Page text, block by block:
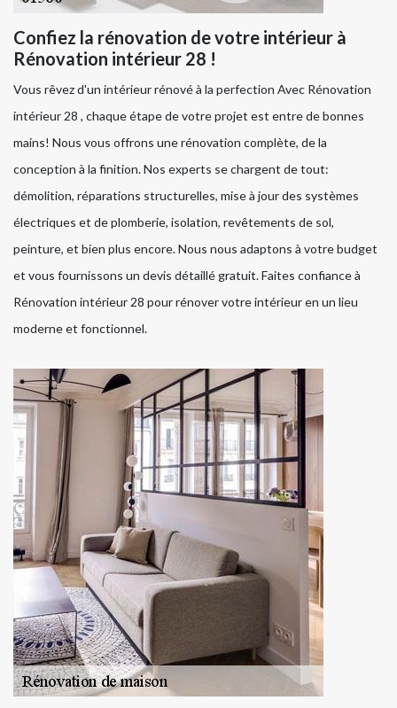
Confiez la rénovation de votre intérieur à
Rénovation intérieur 28 !
Vous rêvez d'un intérieur rénové à la perfection Avec Rénovation
intérieur 28 , chaque étape de votre projet est entre de bonnes
mains! Nous vous offrons une rénovation complète, de la
conception à la finition. Nos experts se chargent de tout:
démolition, réparations structurelles, mise à jour des systèmes
électriques et de plomberie, isolation, revêtements de sol,
peinture, et bien plus encore. Nous nous adaptons à votre budget
et vous fournissons un devis détaillé gratuit. Faites confiance à
Rénovation intérieur 28 pour rénover votre intérieur en un lieu
moderne et fonctionnel.